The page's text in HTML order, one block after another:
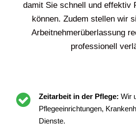
damit Sie schnell und effektiv
können. Zudem stellen wir
Arbeitnehmerüberlassung
professionell
Zeitarbeit in der Pflege: Wir
Pflegeeinrichtungen,
Dienste.